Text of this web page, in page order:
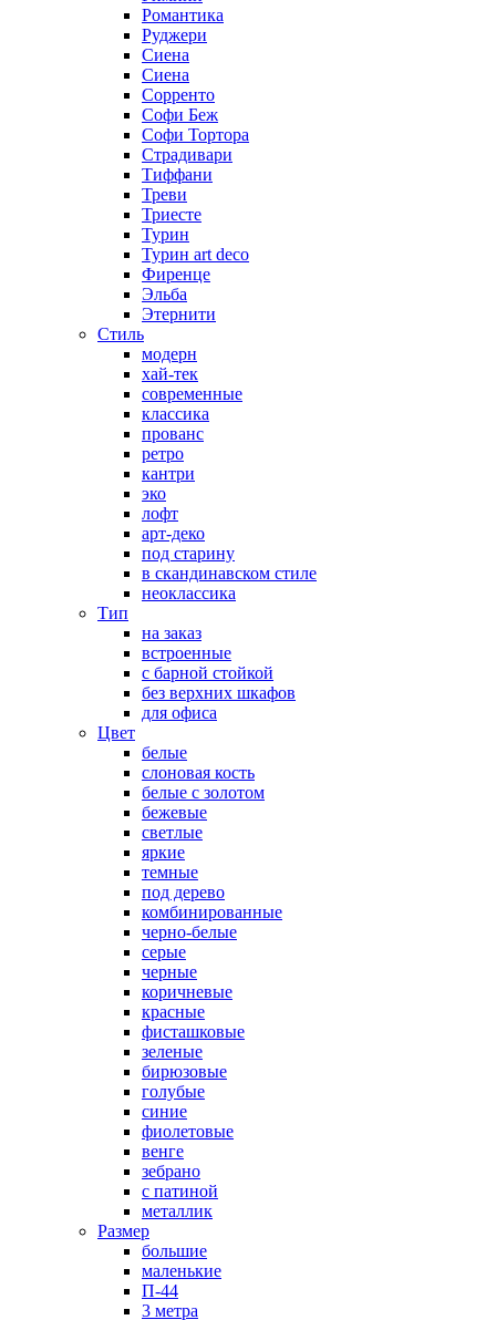
Романтика
Руджери
Сиена
Сиена
Сорренто
Софи Беж
Софи Тортора
Страдивари
Тиффани
Треви
Триесте
Турин
Турин art deco
Фиренце
Эльба
Этернити
Стиль
модерн
хай-тек
современные
классика
прованс
ретро
кантри
эко
лофт
арт-деко
под старину
в скандинавском стиле
неоклассика
Тип
на заказ
встроенные
с барной стойкой
без верхних шкафов
для офиса
Цвет
белые
слоновая кость
белые с золотом
бежевые
светлые
яркие
темные
под дерево
комбинированные
черно-белые
серые
черные
коричневые
красные
фисташковые
зеленые
бирюзовые
голубые
синие
фиолетовые
венге
зебрано
с патиной
металлик
Размер
большие
маленькие
П-44
3 метра